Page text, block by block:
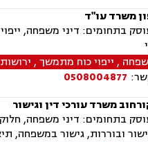
משרד עו"ד
בתחומים: דיני משפחה,
, ייפוי כוח מתמשך,
0508004877
משרד עורכי דין וגישור
בתחומים: דיני משפחה,
ובוררות, גישור במשפחה,